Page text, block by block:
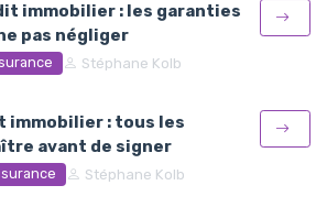
immobilier : les garanties
pas négliger
Stéphane Kolb
immobilier : tous les
avant de signer
Stéphane Kolb